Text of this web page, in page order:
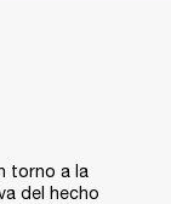
torno a la
del hecho